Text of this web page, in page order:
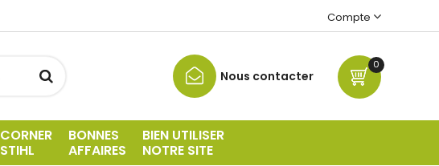
Compte
0
Nous contacter
CORNER
STIHL
BONNES
AFFAIRES
BIEN UTILISER
NOTRE SITE